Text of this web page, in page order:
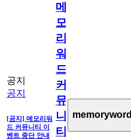
공지
공지
[공지] 메모리워
드 커뮤니티 이
벤트 중단 안내
메
모
리
워
드
커
뮤
니
티
memoryword